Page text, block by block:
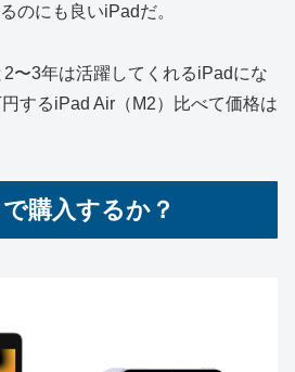
のにも良いiPadだ。
〜3年は活躍してくれるiPadにな
するiPad Air（M2）比べて価格は
購入するか？